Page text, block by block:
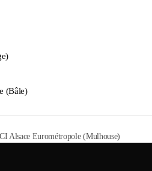
(Bâle)
Alsace Eurométropole (Mulhouse)